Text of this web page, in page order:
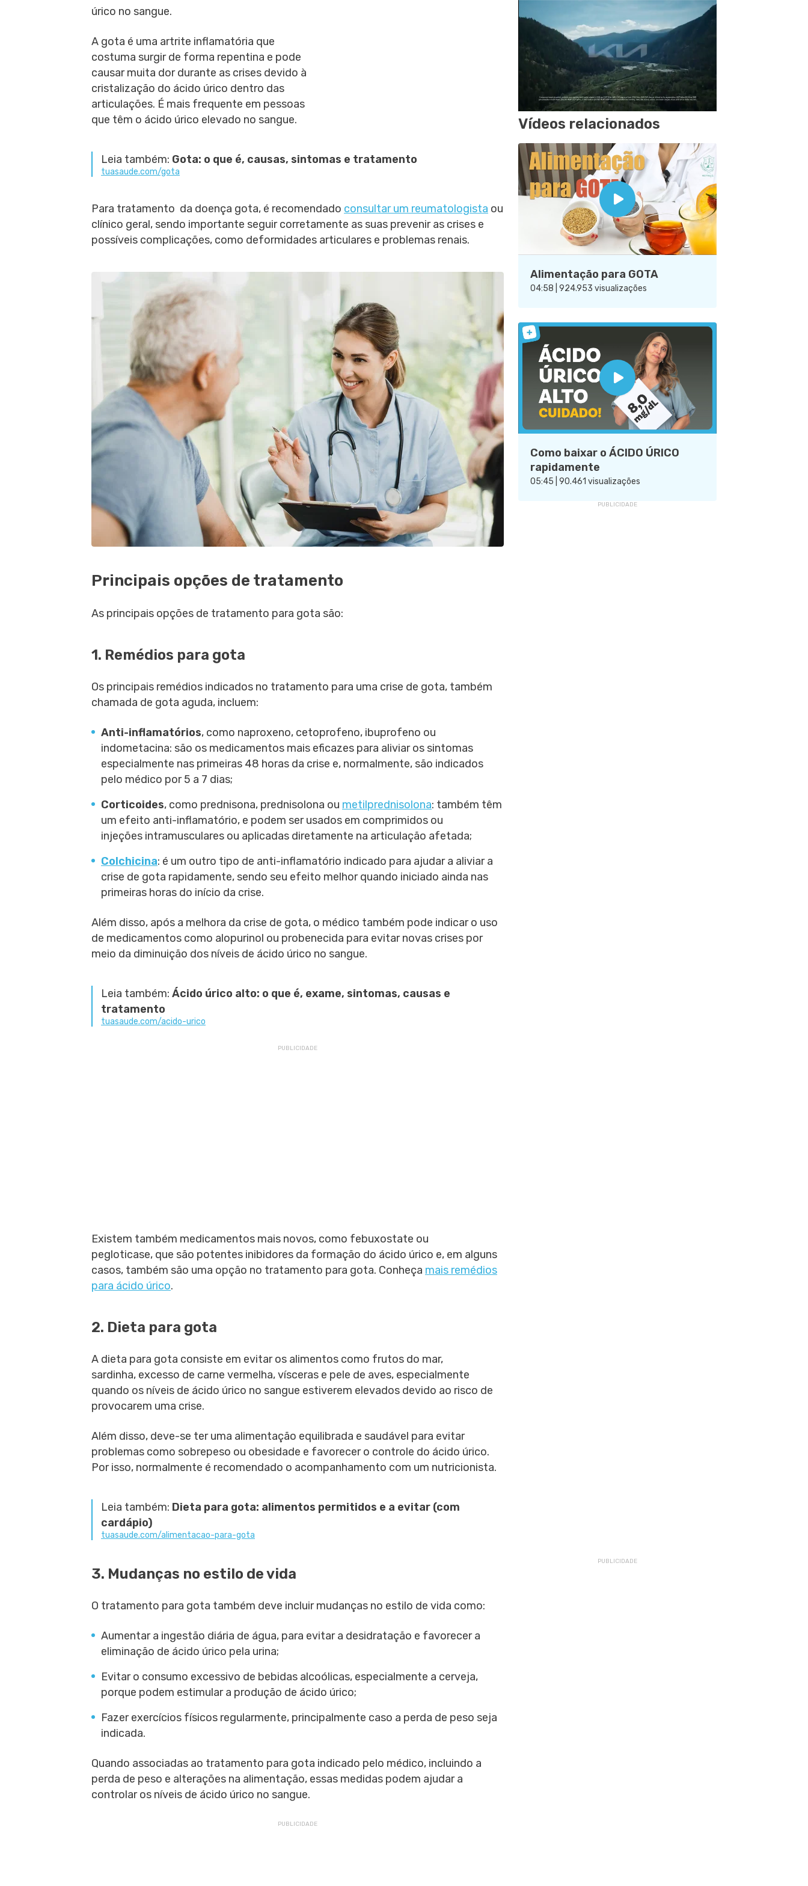
úrico no sangue.
A gota é uma artrite inflamatória que
costuma surgir de forma repentina e pode
causar muita dor durante as crises devido à
cristalização do ácido úrico dentro das
articulações. É mais frequente em pessoas
que têm o ácido úrico elevado no sangue.
Leia também: Gota: o que é, causas, sintomas e tratamento
tuasaude.com/gota
Para tratamento da doença gota, é recomendado consultar um reumatologista ou
clínico geral, sendo importante seguir corretamente as suas prevenir as crises e
possíveis complicações, como deformidades articulares e problemas renais.
Principais opções de tratamento
As principais opções de tratamento para gota são:
1. Remédios para gota
Os principais remédios indicados no tratamento para uma crise de gota, também
chamada de gota aguda, incluem:
Anti-inflamatórios, como naproxeno, cetoprofeno, ibuprofeno ou
indometacina: são os medicamentos mais eficazes para aliviar os sintomas
especialmente nas primeiras 48 horas da crise e, normalmente, são indicados
pelo médico por 5 a 7 dias;
Corticoides, como prednisona, prednisolona ou metilprednisolona: também têm
um efeito anti-inflamatório, e podem ser usados em comprimidos ou
injeções intramusculares ou aplicadas diretamente na articulação afetada;
Colchicina: é um outro tipo de anti-inflamatório indicado para ajudar a aliviar a
crise de gota rapidamente, sendo seu efeito melhor quando iniciado ainda nas
primeiras horas do início da crise.
Além disso, após a melhora da crise de gota, o médico também pode indicar o uso
de medicamentos como alopurinol ou probenecida para evitar novas crises por
meio da diminuição dos níveis de ácido úrico no sangue.
Leia também: Ácido úrico alto: o que é, exame, sintomas, causas e
tratamento
tuasaude.com/acido-urico
Existem também medicamentos mais novos, como febuxostate ou
pegloticase, que são potentes inibidores da formação do ácido úrico e, em alguns
casos, também são uma opção no tratamento para gota. Conheça mais remédios
para ácido úrico.
2. Dieta para gota
A dieta para gota consiste em evitar os alimentos como frutos do mar,
sardinha, excesso de carne vermelha, vísceras e pele de aves, especialmente
quando os níveis de ácido úrico no sangue estiverem elevados devido ao risco de
provocarem uma crise.
Além disso, deve-se ter uma alimentação equilibrada e saudável para evitar
problemas como sobrepeso ou obesidade e favorecer o controle do ácido úrico.
Por isso, normalmente é recomendado o acompanhamento com um nutricionista.
Leia também: Dieta para gota: alimentos permitidos e a evitar (com
cardápio)
tuasaude.com/alimentacao-para-gota
3. Mudanças no estilo de vida
O tratamento para gota também deve incluir mudanças no estilo de vida como:
Aumentar a ingestão diária de água, para evitar a desidratação e favorecer a
eliminação de ácido úrico pela urina;
Evitar o consumo excessivo de bebidas alcoólicas, especialmente a cerveja,
porque podem estimular a produção de ácido úrico;
Fazer exercícios físicos regularmente, principalmente caso a perda de peso seja
indicada.
Quando associadas ao tratamento para gota indicado pelo médico, incluindo a
perda de peso e alterações na alimentação, essas medidas podem ajudar a
controlar os níveis de ácido úrico no sangue.
Vídeos relacionados
Alimentação para GOTA
04:58 | 924.953 visualizações
Como baixar o ÁCIDO ÚRICO
rapidamente
05:45 | 90.461 visualizações